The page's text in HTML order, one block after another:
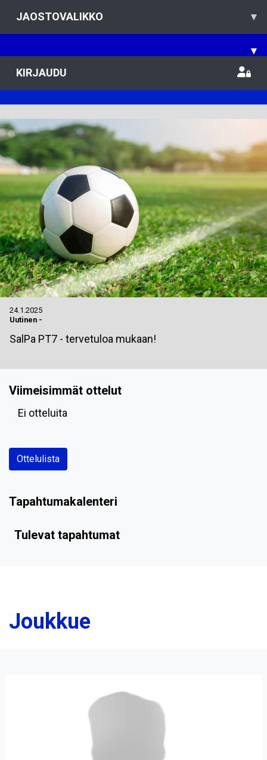
JAOSTOVALIKKO ▾
▾
KIRJAUDU
24.1.2025
Uutinen -
SalPa PT7 - tervetuloa mukaan!
Viimeisimmät ottelut
Ei otteluita
Ottelulista
Tapahtumakalenteri
Tulevat tapahtumat
Joukkue